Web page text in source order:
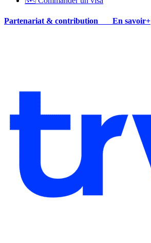
Partenariat & contribution En savoir+